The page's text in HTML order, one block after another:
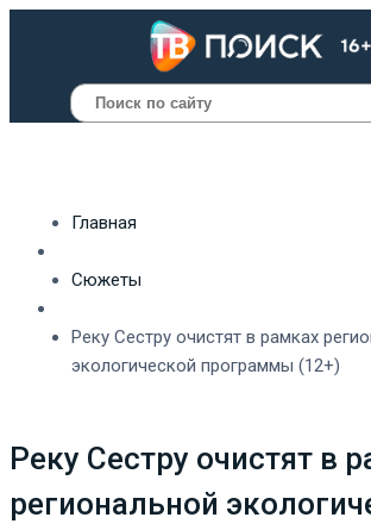
Поиск
Главная
Сюжеты
Реку Сестру очистят в рамках
экологической программы (12+)
Реку Сестру очистят в
региональной